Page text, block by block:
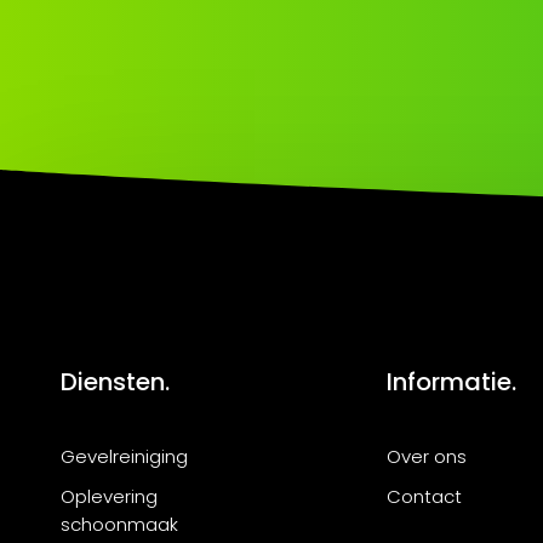
Diensten.
Gevelreiniging
Oplevering
schoonmaak
Informatie.
Over ons
Contact